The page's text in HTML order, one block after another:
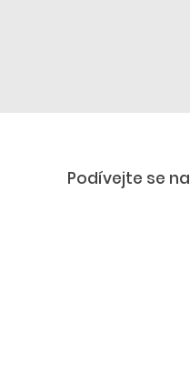
Podívejte se na